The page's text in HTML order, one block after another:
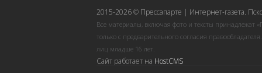
2015-2026 © Прессапарте | Интернет-газета.
Все материалы, включая фото и тексты принадлежат
только с предварительного согласия
лиц младше 16 лет.
Сайт работает на HostCMS